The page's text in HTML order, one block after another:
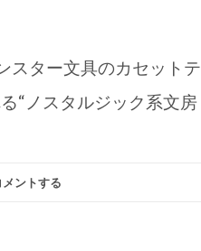
スター文具のカセットテ
“ノスタルジック系文房
メントする